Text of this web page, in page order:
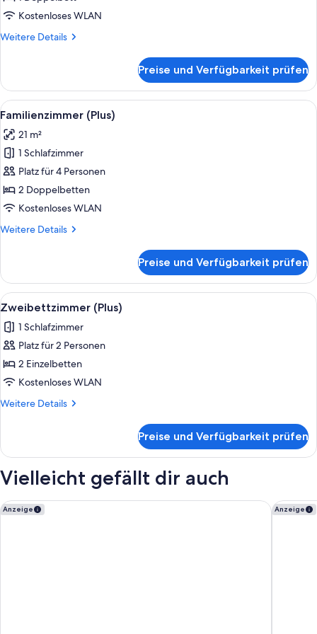
Kostenloses WLAN
Weitere Details
Weitere
(Plus)
Preise und Verfügbarkeit prüfen
Alle
Fotos
für
Familienzimmer
(Plus)
anzeigen
Ein Hotelzimmer mit zwei Betten,
5
Familienzimmer (Plus)
21 m²
1 Schlafzimmer
Platz für 4 Personen
2 Doppelbetten
Kostenloses WLAN
Weitere Details
Weitere
(Plus)
Preise und Verfügbarkeit prüfen
Alle
Fotos
für
Zweibettzimmer
(Plus)
anzeigen
Ein Hotelzimmer mit zwei Betten,
2
Zweibettzimmer (Plus)
1 Schlafzimmer
Platz für 2 Personen
2 Einzelbetten
Kostenloses WLAN
Weitere Details
Weitere
(Plus)
Preise und Verfügbarkeit prüfen
Vielleicht gefällt dir auch
Anzeige
London Croydon Aerodrome Hotel by Sunday Anzeige
The